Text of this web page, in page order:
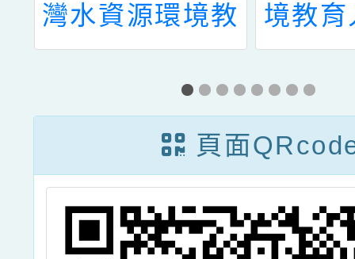
灣水資源環境教
育初階工作坊」
境教
(法規
頁面